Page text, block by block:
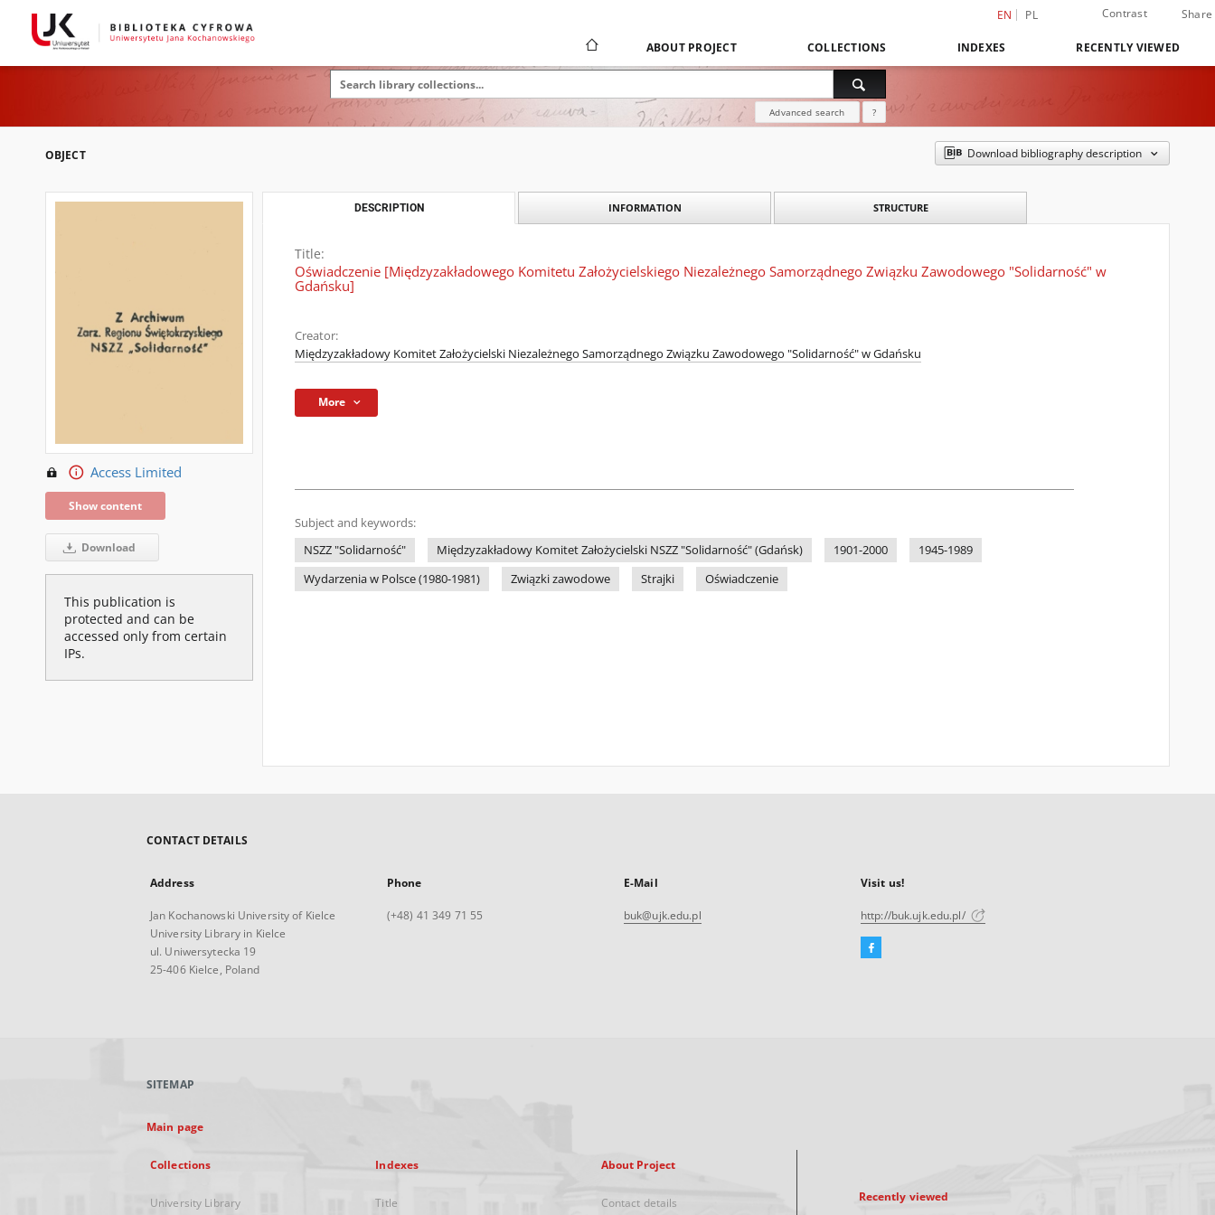
EN PL Contrast Share
ABOUT PROJECT COLLECTIONS INDEXES RECENTLY VIEWED
Advanced search ?
OBJECT Download bibliography description
Access Limited
Show content
Download
This publication is
protected and can be
accessed only from certain
IPs.
DESCRIPTION INFORMATION STRUCTURE
Title:
Oświadczenie [Międzyzakładowego Komitetu Założycielskiego Niezależnego Samorządnego Związku Zawodowego "Solidarność" w
Gdańsku]
Creator:
Międzyzakładowy Komitet Założycielski Niezależnego Samorządnego Związku Zawodowego "Solidarność" w Gdańsku
More
Subject and keywords:
NSZZ "Solidarność"
Międzyzakładowy Komitet Założycielski NSZZ "Solidarność" (Gdańsk) 1901-2000
1945-1989
Wydarzenia w Polsce (1980-1981)
Związki zawodowe Strajki Oświadczenie
CONTACT DETAILS
Address
Jan Kochanowski University of Kielce
University Library in Kielce
ul. Uniwersytecka 19
25-406 Kielce, Poland
Phone
(+48) 41 349 71 55
E-Mail
buk@ujk.edu.pl
Visit us!
http://buk.ujk.edu.pl/
Facebook
SITEMAP
Main page
Collections
University Library
Indexes
Title
About Project
Contact details Recently viewed